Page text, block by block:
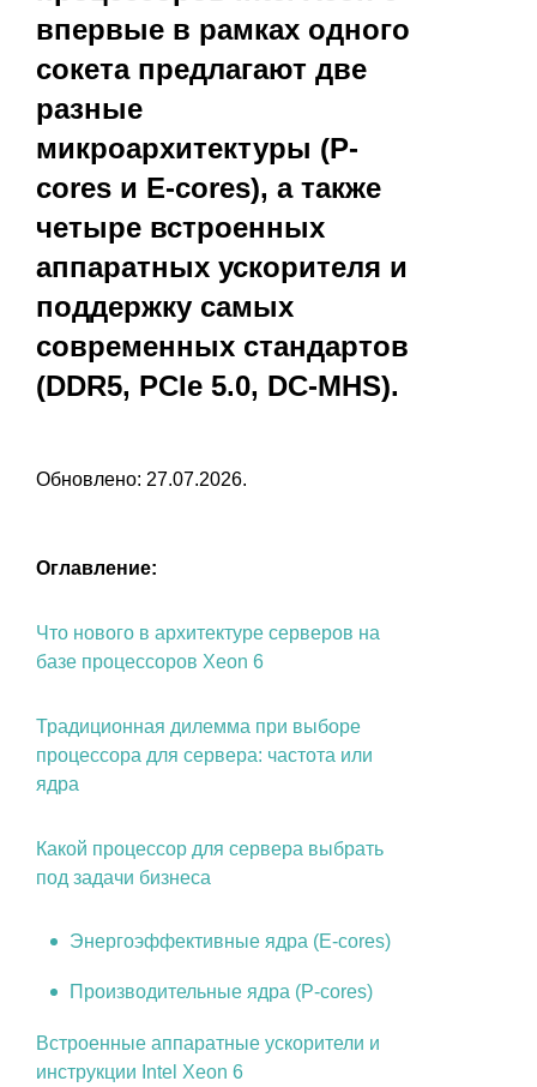
впервые в рамках одного
сокета предлагают две
разные
микроархитектуры (P-
cores и E-cores), а также
четыре встроенных
аппаратных ускорителя и
поддержку самых
современных стандартов
(DDR5, PCIe 5.0, DC-MHS).
Обновлено: 27.07.2026.
Оглавление:
Что нового в архитектуре серверов на
базе процессоров Xeon 6
Традиционная дилемма при выборе
процессора для сервера: частота или
ядра
Какой процессор для сервера выбрать
под задачи бизнеса
Энергоэффективные ядра (E-cores)
Производительные ядра (P-cores)
Встроенные аппаратные ускорители и
инструкции Intel Xeon 6